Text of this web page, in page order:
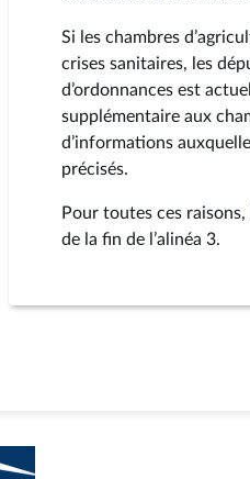
Si les chambres
crises sanitaires, les
d’ordonnances est
supplémentaire aux
d’informations
précisés.
Pour toutes ces
de la fin de l’alinéa 3.